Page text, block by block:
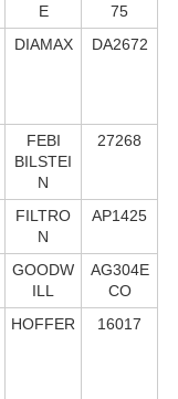
E
75
DIAMAX DA2672
FEBI
BILSTEI
N
27268
FILTRO
N
AP1425
GOODW
ILL
AG304E
CO
HOFFER 16017